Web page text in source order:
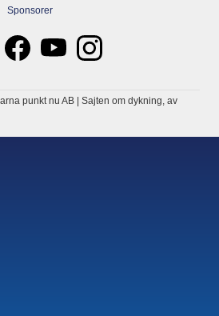
Sponsorer
punkt nu AB | Sajten om dykning, av